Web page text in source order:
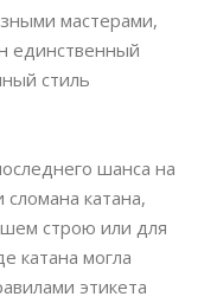
мастерами,
единственный
стиль
шанса на
катана,
строю или для
катана могла
этикета